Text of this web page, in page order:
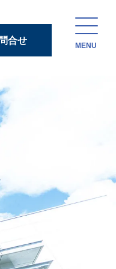
合せ
MENU